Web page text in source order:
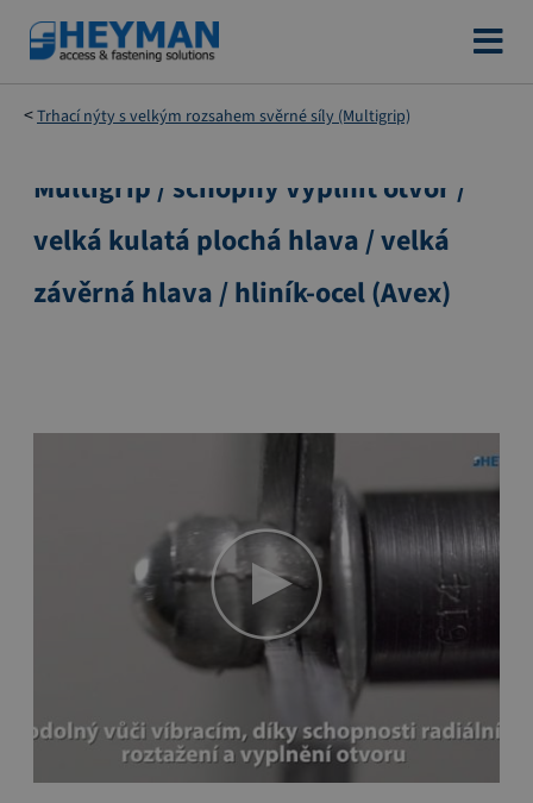
Přejít
na
obsah
Trhací nýty s velkým rozsahem svěrné síly (Multigrip)
Přeskočit
konec
s
Multigrip / schopný vyplnit otvor /
velká kulatá plochá hlava / velká
závěrná hlava / hliník-ocel (Avex)